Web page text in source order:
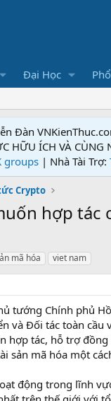
Đại Học
Đàn
HỮU ÍCH VÀ CÙNG
groups | Nhà Tài Trợ:
Crypto
hợp
mã hóa viet nam
tướng Chính phủ
và Đối tác toàn cầu
hợp tác, hỗ trợ
sản mã hóa một
động trong lĩnh